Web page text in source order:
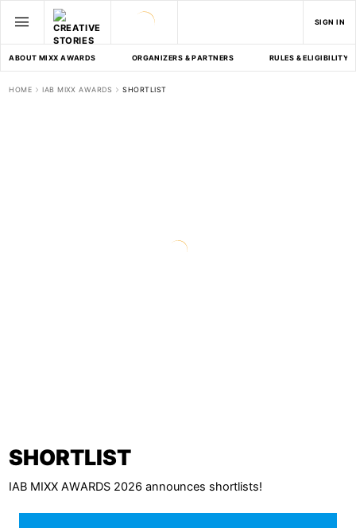
SIGN IN
ABOUT MIXX AWARDS ORGANIZERS & PARTNERS RULES & ELIGIBILITY
SHORTLIST
IAB MIXX AWARDS 2026 announces shortlists!
HOME IAB MIXX AWARDS SHORTLIST